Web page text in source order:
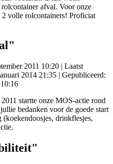
afval. Voor onze
volle rolcontainers! Proficiat
2011 10:20 | Laatst
2014 21:35 | Gepubliceerd:
startte onze MOS-actie rond
bedanken voor de goede start
drinkflesjes,